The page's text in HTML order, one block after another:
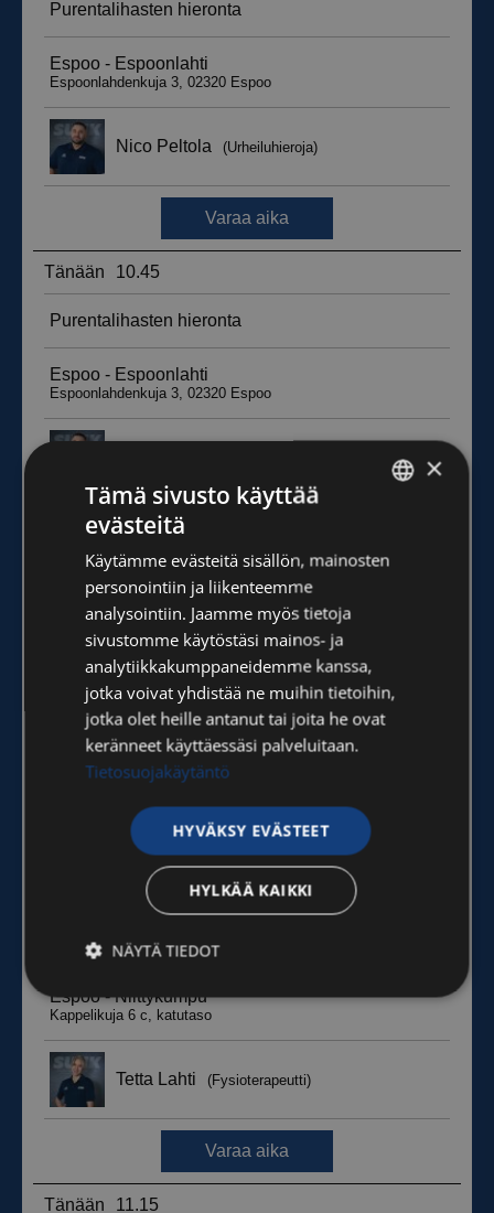
ENGLISH
×
Tämä sivusto käyttää
evästeitä
Käytämme evästeitä sisällön, mainosten
personointiin ja liikenteemme
analysointiin. Jaamme myös tietoja
sivustomme käytöstäsi mainos- ja
analytiikkakumppaneidemme kanssa,
jotka voivat yhdistää ne muihin tietoihin,
jotka olet heille antanut tai joita he ovat
keränneet käyttäessäsi palveluitaan.
Tietosuojakäytäntö
HYVÄKSY EVÄSTEET
HYLKÄÄ KAIKKI
NÄYTÄ TIEDOT
Ehdottomasti
välttämättömät
Suorituskyvylliset
Luokittelemattomat